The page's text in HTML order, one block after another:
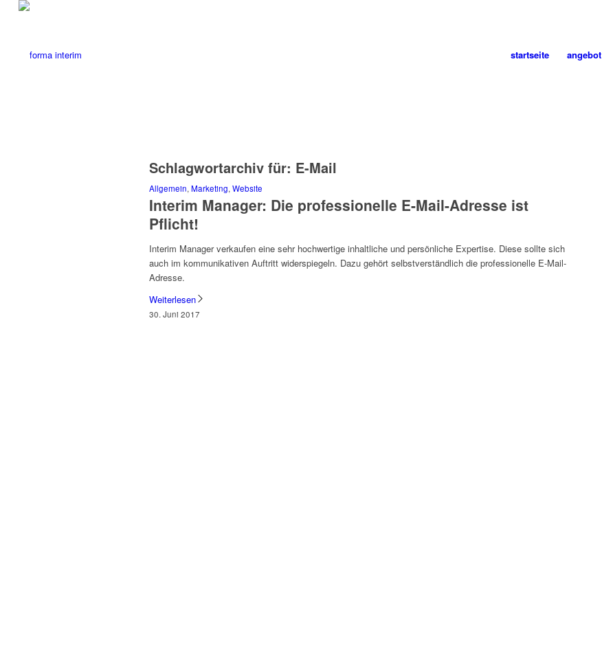
startseite angebot
Schlagwortarchiv für: E-Mail
Allgemein, Marketing, Website
Interim Manager: Die professionelle E-Mail-Adresse ist
Pflicht!
Interim Manager verkaufen eine sehr hochwertige inhaltliche und persönliche Expertise. Diese sollte sich
auch im kommunikativen Auftritt widerspiegeln. Dazu gehört selbstverständlich die professionelle E-Mail-
Adresse.
Weiterlesen
30. Juni 2017